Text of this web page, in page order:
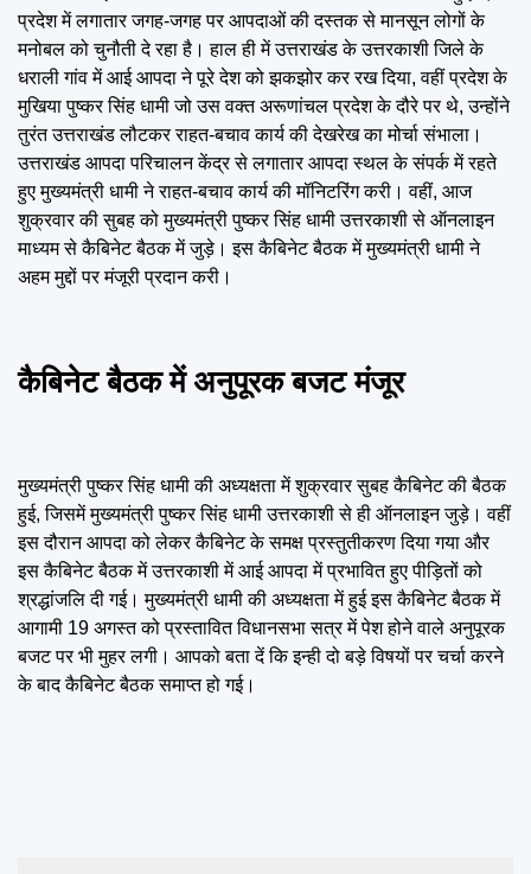
प्रदेश में लगातार जगह-जगह पर आपदाओं की दस्तक से मानसून लोगों के
मनोबल को चुनौती दे रहा है। हाल ही में उत्तराखंड के उत्तरकाशी जिले के
धराली गांव में आई आपदा ने पूरे देश को झकझोर कर रख दिया, वहीं प्रदेश के
मुखिया पुष्कर सिंह धामी जो उस वक्त अरूणांचल प्रदेश के दौरे पर थे, उन्होंने
तुरंत उत्तराखंड लौटकर राहत-बचाव कार्य की देखरेख का मोर्चा संभाला।
उत्तराखंड आपदा परिचालन केंद्र से लगातार आपदा स्थल के संपर्क में रहते
हुए मुख्यमंत्री धामी ने राहत-बचाव कार्य की मॉनिटरिंग करी। वहीं, आज
शुक्रवार की सुबह को मुख्यमंत्री पुष्कर सिंह धामी उत्तरकाशी से ऑनलाइन
माध्यम से कैबिनेट बैठक में जुड़े। इस कैबिनेट बैठक में मुख्यमंत्री धामी ने
अहम मुद्दों पर मंजूरी प्रदान करी।
कैबिनेट बैठक में अनुपूरक बजट मंजूर
मुख्यमंत्री पुष्कर सिंह धामी की अध्यक्षता में शुक्रवार सुबह कैबिनेट की बैठक
हुई, जिसमें मुख्यमंत्री पुष्कर सिंह धामी उत्तरकाशी से ही ऑनलाइन जुड़े। वहीं
इस दौरान आपदा को लेकर कैबिनेट के समक्ष प्रस्तुतीकरण दिया गया और
इस कैबिनेट बैठक में उत्तरकाशी में आई आपदा में प्रभावित हुए पीड़ितों को
श्रद्धांजलि दी गई। मुख्यमंत्री धामी की अध्यक्षता में हुई इस कैबिनेट बैठक में
आगामी 19 अगस्त को प्रस्तावित विधानसभा सत्र में पेश होने वाले अनुपूरक
बजट पर भी मुहर लगी। आपको बता दें कि इन्ही दो बड़े विषयों पर चर्चा करने
के बाद कैबिनेट बैठक समाप्त हो गई।